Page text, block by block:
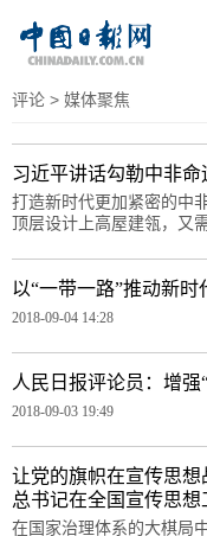
评论 > 媒体聚焦
习近平讲话勾勒中非命
打造新时代更加紧密的中
顶层设计上高屋建瓴，又
以“一带一路”推动新时
2018-09-04 14:28
人民日报评论员：增强
2018-09-03 19:49
让党的旗帜在宣传思
总书记在全国宣传思
在国家治理体系的大棋局